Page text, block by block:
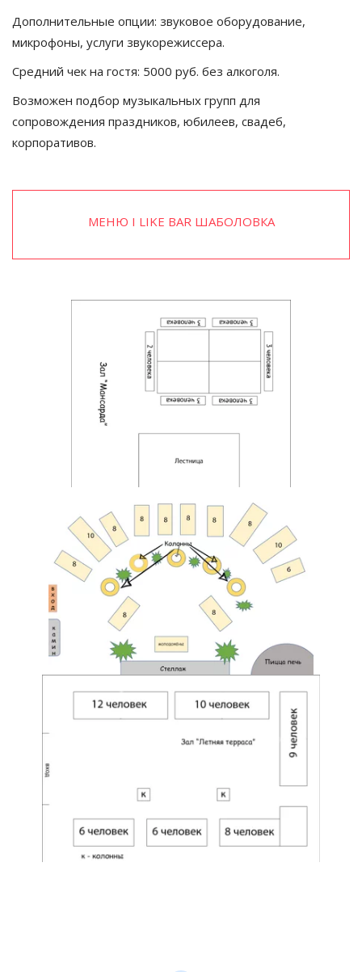
Дополнительные опции: звуковое оборудование,
микрофоны, услуги звукорежиссера.
Средний чек на гостя: 5000 руб. без алкоголя.
Возможен подбор музыкальных групп для
сопровождения праздников, юбилеев, свадеб,
корпоративов.
МЕНЮ I LIKE BAR ШАБОЛОВКА